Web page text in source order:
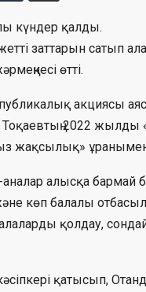
күндер қалды.
заттарын сатып
өтті.
акциясы
2022 жылды
ұранымен
аналар алысқа
көп балалы
қолдау,
қатысып,